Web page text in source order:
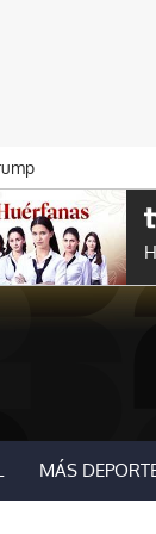
NOVELAS
MÁS